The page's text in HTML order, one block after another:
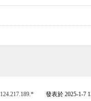
124.217.189.* 發表於 2025-1-7